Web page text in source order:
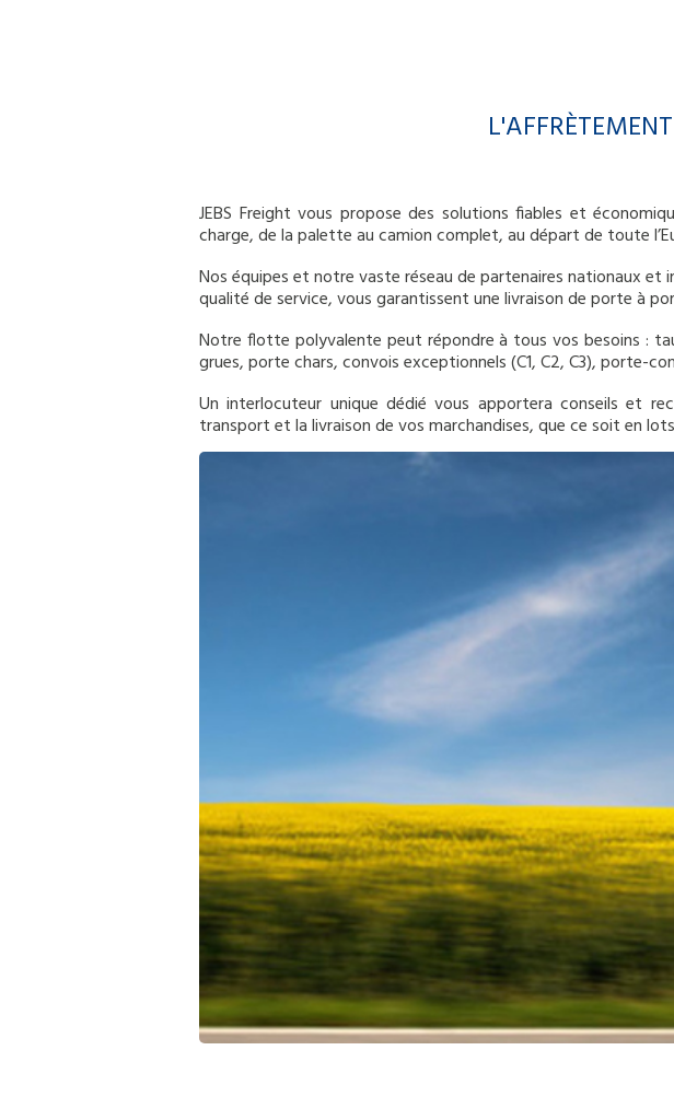
JEBS Freight vous propose des solutions fiables et
charge, de la palette au camion complet, au départ de toute
Nos équipes et notre vaste réseau de partenaires nationaux
qualité de service, vous garantissent une livraison de porte à
Notre flotte polyvalente peut répondre à tous vos besoins :
grues, porte chars, convois exceptionnels (C1, C2, C3), porte-
Un interlocuteur unique dédié vous apportera conseils et
transport et la livraison de vos marchandises, que ce soit en